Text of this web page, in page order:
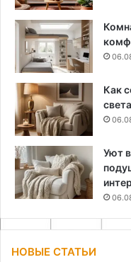
Как
света
Уют
НОВЫЕ СТАТЬИ